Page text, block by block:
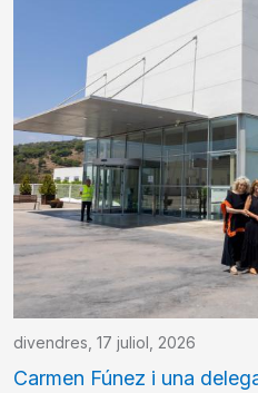
divendres, 17 juliol, 2026
Carmen Fúnez i una